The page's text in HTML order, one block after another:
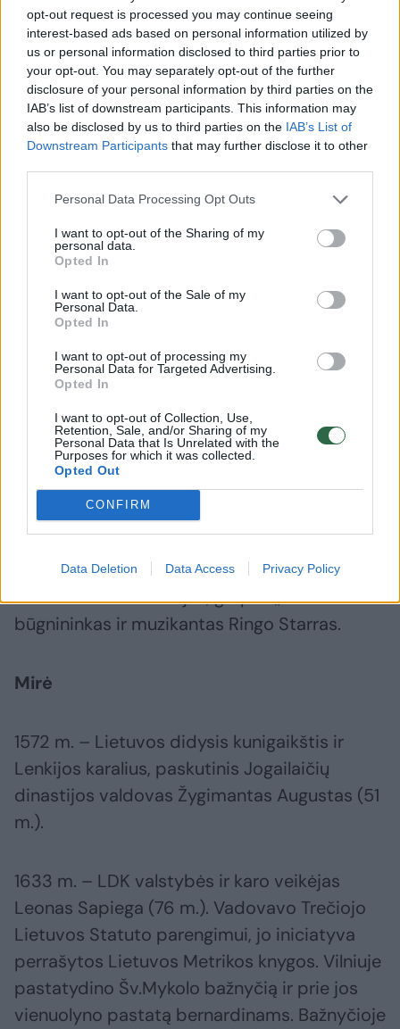
opt-out request is processed you may continue seeing
interest-based ads based on personal information utilized by
us or personal information disclosed to third parties prior to
your opt-out. You may separately opt-out of the further
disclosure of your personal information by third parties on the
IAB’s list of downstream participants. This information may
also be disclosed by us to third parties on the IAB’s List of
Downstream Participants that may further disclose it to other
Personal Data Processing Opt Outs
I want to opt-out of the Sharing of my
personal data.
Opted In
I want to opt-out of the Sale of my
Personal Data.
Opted In
I want to opt-out of processing my
Personal Data for Targeted Advertising.
Opted In
I want to opt-out of Collection, Use,
Retention, Sale, and/or Sharing of my
Personal Data that Is Unrelated with the
Purposes for which it was collected.
Opted Out
CONFIRM
Data Deletion Data Access Privacy Policy
Gimė
1860 m. – austrų kompozitorius ir dirigentas
Gustavas Mahleris. Mirė 1911 m.
1882 m. – baltarusių naujosios literatūros ir
literatūrinės kalbos vienas pradininkų
rašytojas Janka Kupala. Žuvo 1942 m.
Chagallas. Mirė 1985 m.
1889 m. – brazilų dailininkas litvakas Lasaris
Segallas. Mirė 1957 m.
1904 m. – poetas Jonas Aistis. Mirė 1973 m.
1920 m. – aktorė Lidija Kupstaitė. Mirė 1999
m.
1940 m. – roko atlikėjas, grupės „The Beatles“
būgnininkas ir muzikantas Ringo Starras.
Mirė
1572 m. – Lietuvos didysis kunigaikštis ir
Lenkijos karalius, paskutinis Jogailaičių
dinastijos valdovas Žygimantas Augustas (51
m.).
1633 m. – LDK valstybės ir karo veikėjas
Leonas Sapiega (76 m.). Vadovavo Trečiojo
Lietuvos Statuto parengimui, jo iniciatyva
perrašytos Lietuvos Metrikos knygos. Vilniuje
pastatydino Šv.Mykolo bažnyčią ir prie jos
vienuolyno pastatą bernardinams. Bažnyčioje